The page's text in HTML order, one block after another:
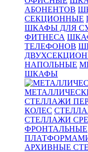
АБОНЕНТОВ
СЕКЦИОННЫЕ
ШКАФЫ ДЛЯ
ФИТНЕСА
ТЕЛЕФОНОВ
НАПОЛЬНЫЕ
ШКАФЫ
СТЕЛЛАЖИ
КОЛЕС
СТЕЛЛАЖИ
ФРОНТАЛЬНЫЕ
АРХИВНЫЕ